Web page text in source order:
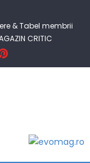
& Tabel membrii
CRITIC